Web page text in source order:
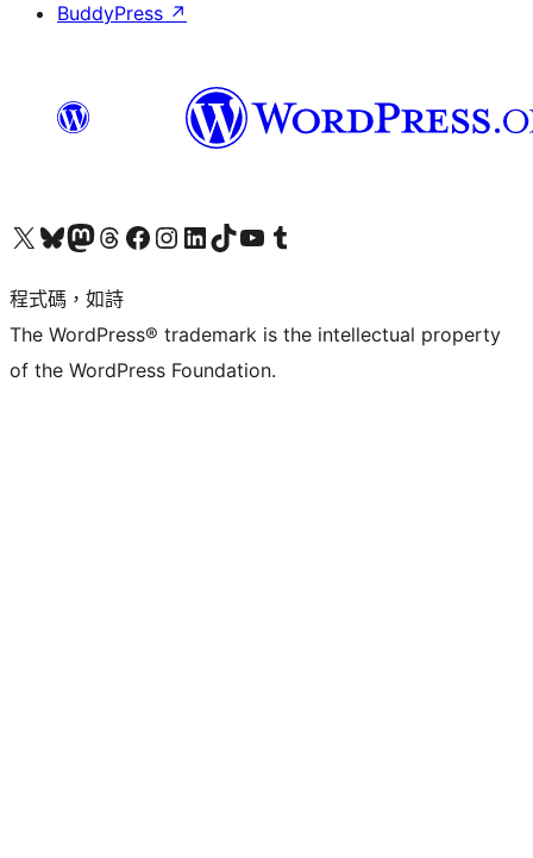
BuddyPress ↗
查看我們的 X (之前的 Twitter) 帳號造訪我們的 Bluesky 帳號造訪我們的 Mastodon 帳號造訪我們的 Threads 帳號 造訪我們的 Facebook 粉絲專頁Visit our Instagram account
Visit our LinkedIn account
造訪我們的 TikTok 帳號Visit our YouTube channel
造訪我們的 Tumblr 帳號
程式碼，如詩
The WordPress® trademark is the intellectual property
of the WordPress Foundation.